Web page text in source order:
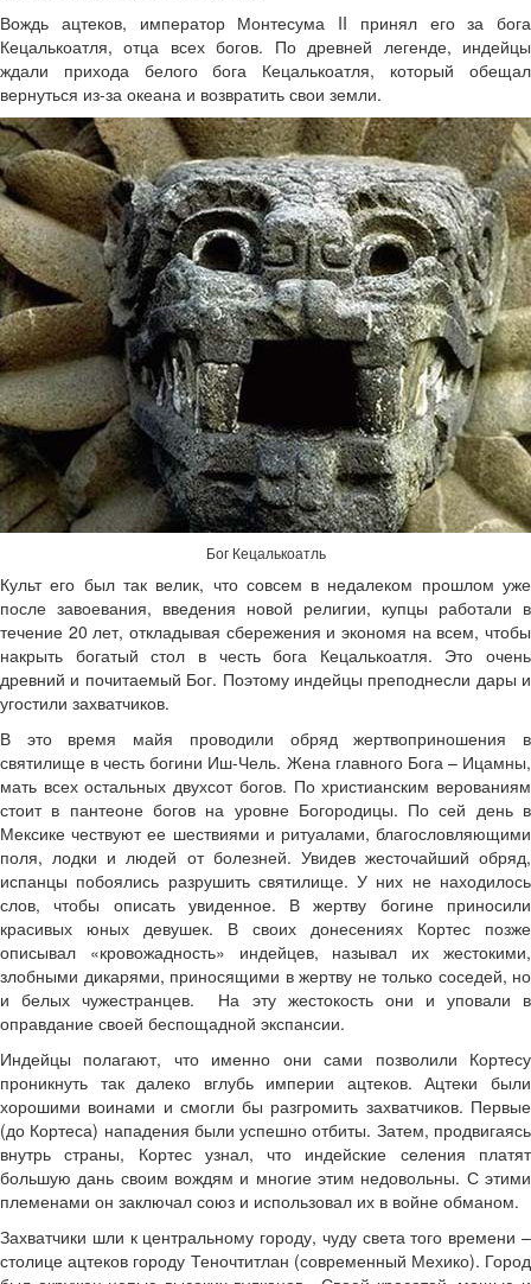
Вождь ацтеков, император Монтесума II принял его за бога
Кецалькоатля, отца всех богов. По древней легенде, индейцы
ждали прихода белого бога Кецалькоатля, который обещал
вернуться из-за океана и возвратить свои земли.
Бог Кецалькоатль
Культ его был так велик, что совсем в недалеком прошлом уже
после завоевания, введения новой религии, купцы работали в
течение 20 лет, откладывая сбережения и экономя на всем, чтобы
накрыть богатый стол в честь бога Кецалькоатля. Это очень
древний и почитаемый Бог. Поэтому индейцы преподнесли дары и
угостили захватчиков.
В это время майя проводили обряд жертвоприношения в
святилище в честь богини Иш-Чель. Жена главного Бога – Ицамны,
мать всех остальных двухсот богов. По христианским верованиям
стоит в пантеоне богов на уровне Богородицы. По сей день в
Мексике чествуют ее шествиями и ритуалами, благословляющими
поля, лодки и людей от болезней. Увидев жесточайший обряд,
испанцы побоялись разрушить святилище. У них не находилось
слов, чтобы описать увиденное. В жертву богине приносили
красивых юных девушек. В своих донесениях Кортес позже
описывал «кровожадность» индейцев, называл их жестокими,
злобными дикарями, приносящими в жертву не только соседей, но
и белых чужестранцев. На эту жестокость они и уповали в
оправдание своей беспощадной экспансии.
Индейцы полагают, что именно они сами позволили Кортесу
проникнуть так далеко вглубь империи ацтеков. Ацтеки были
хорошими воинами и смогли бы разгромить захватчиков. Первые
(до Кортеса) нападения были успешно отбиты. Затем, продвигаясь
внутрь страны, Кортес узнал, что индейские селения платят
большую дань своим вождям и многие этим недовольны. С этими
племенами он заключал союз и использовал их в войне обманом.
Захватчики шли к центральному городу, чуду света того времени –
столице ацтеков городу Теночтитлан (современный Мехико). Город